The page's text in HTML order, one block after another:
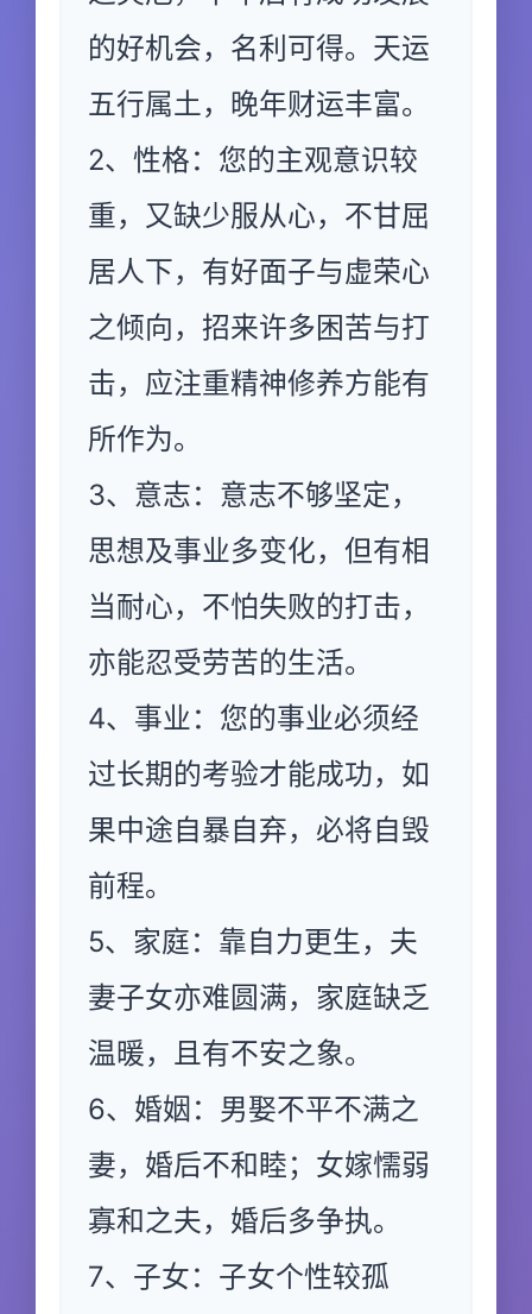
的好机会，名利可得。天运
五行属土，晚年财运丰富。
2、性格：您的主观意识较
重，又缺少服从心，不甘屈
居人下，有好面子与虚荣心
之倾向，招来许多困苦与打
击，应注重精神修养方能有
所作为。
3、意志：意志不够坚定，
思想及事业多变化，但有相
当耐心，不怕失败的打击，
亦能忍受劳苦的生活。
4、事业：您的事业必须经
过长期的考验才能成功，如
果中途自暴自弃，必将自毁
前程。
5、家庭：靠自力更生，夫
妻子女亦难圆满，家庭缺乏
温暖，且有不安之象。
6、婚姻：男娶不平不满之
妻，婚后不和睦；女嫁懦弱
寡和之夫，婚后多争执。
7、子女：子女个性较孤